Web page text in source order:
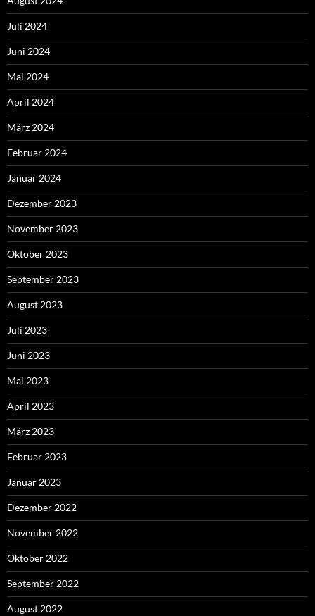
Juli 2024
Juni 2024
Mai 2024
April 2024
März 2024
Februar 2024
Januar 2024
Dezember 2023
November 2023
Oktober 2023
September 2023
August 2023
Juli 2023
Juni 2023
Mai 2023
April 2023
März 2023
Februar 2023
Januar 2023
Dezember 2022
November 2022
Oktober 2022
September 2022
August 2022